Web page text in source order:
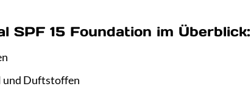
SPF 15 Foundation im Überblick:
und Duftstoffen